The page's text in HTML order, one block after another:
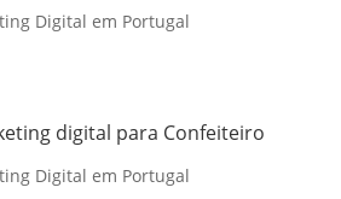
Digital em Portugal
digital para Confeiteiro
Digital em Portugal